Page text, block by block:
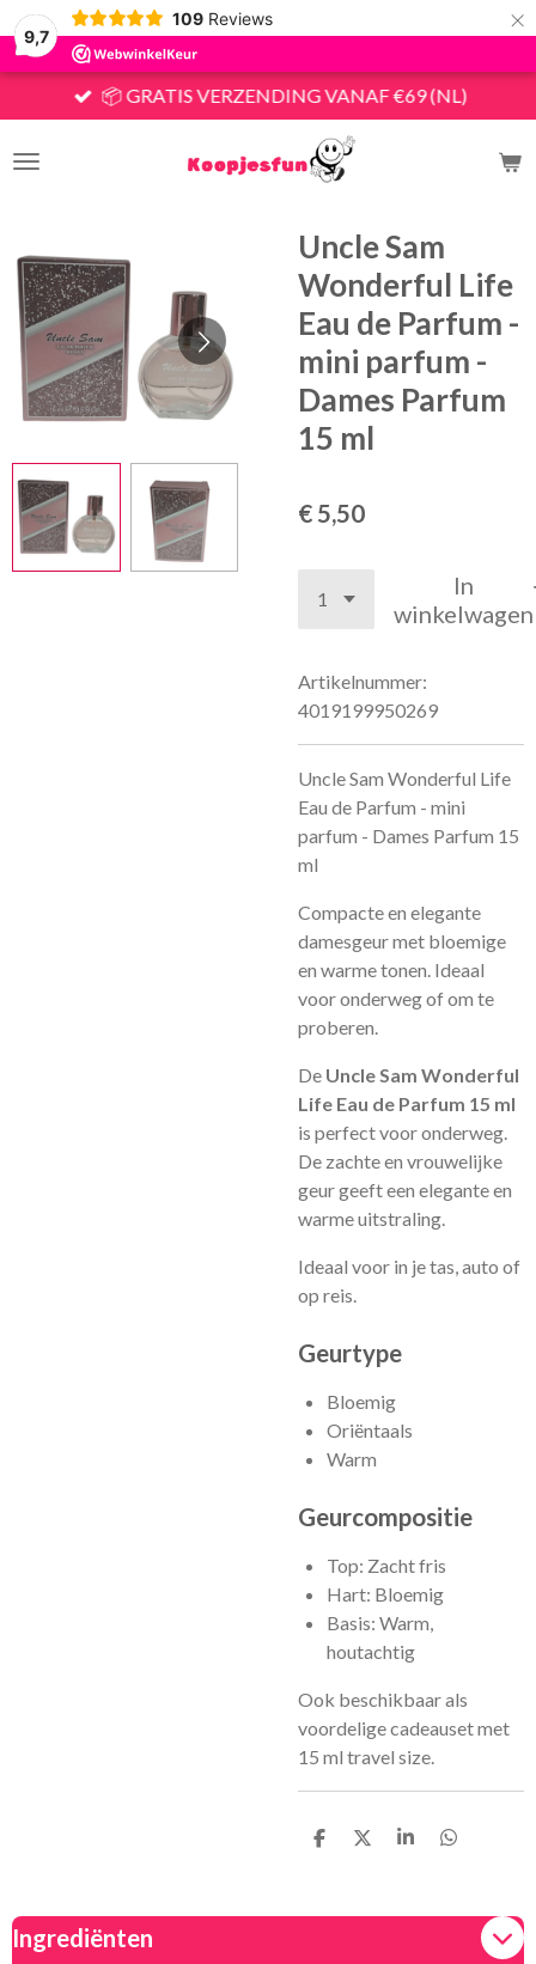
9,7
109 Reviews ×
📦 GRATIS VERZENDING VANAF €69 (NL)
Uncle Sam
Wonderful Life
Eau de Parfum -
mini parfum -
Dames Parfum
15 ml
€ 5,50
In
winkelwagen
Artikelnummer:
4019199950269
Uncle Sam Wonderful Life
Eau de Parfum - mini
parfum - Dames Parfum 15
ml
Compacte en elegante
damesgeur met bloemige
en warme tonen. Ideaal
voor onderweg of om te
proberen.
De Uncle Sam Wonderful
Life Eau de Parfum 15 ml
is perfect voor onderweg.
De zachte en vrouwelijke
geur geeft een elegante en
warme uitstraling.
Ideaal voor in je tas, auto of
op reis.
Geurtype
Bloemig
Oriëntaals
Warm
Geurcompositie
Top: Zacht fris
Hart: Bloemig
Basis: Warm,
houtachtig
Ook beschikbaar als
voordelige cadeauset met
15 ml travel size.
D
n
D
S
e
D
n
Ingrediënten